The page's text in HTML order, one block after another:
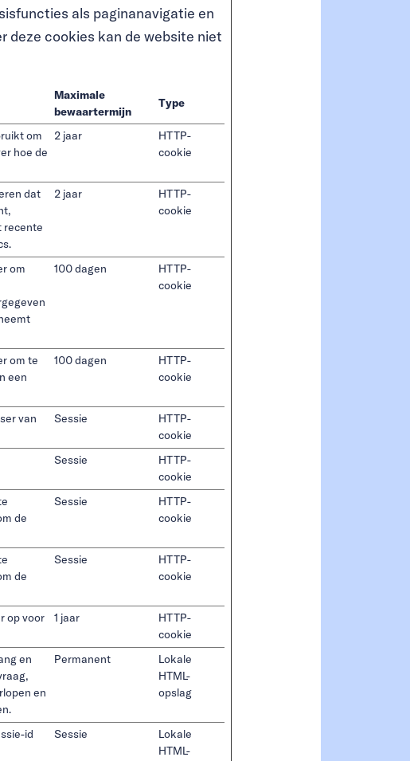
als paginanavigatie en
deze cookies kan de website niet
Maximale
bewaartermijn
Type
om
hoe de
2 jaar
HTTP-
cookie
dat
recente
2 jaar
HTTP-
cookie
om
100 dagen
HTTP-
cookie
om te
een
100 dagen
HTTP-
cookie
van
Sessie
HTTP-
cookie
Sessie
HTTP-
cookie
de
Sessie
HTTP-
cookie
de
Sessie
HTTP-
cookie
op voor
1 jaar
HTTP-
cookie
en
en
Permanent
Lokale
HTML-
opslag
id
Sessie
Lokale
HTML-